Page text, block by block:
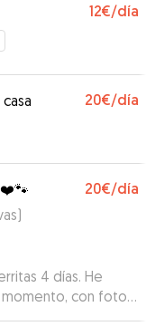
12€/día
20€/día
❤️🐾 20€/día
)
4 días. He
con fotos
Y